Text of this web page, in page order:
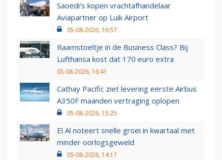
Saoedi’s kopen vrachtafhandelaar
Aviapartner op Luik Airport
05-08-2026, 16:57
Raamstoeltje in de Business Class? Bij
Lufthansa kost dat 170 euro extra
05-08-2026, 16:41
Cathay Pacific ziet levering eerste Airbus
A350F maanden vertraging oplopen
05-08-2026, 15:25
El Al noteert snelle groei in kwartaal met
minder oorlogsgeweld
05-08-2026, 14:17